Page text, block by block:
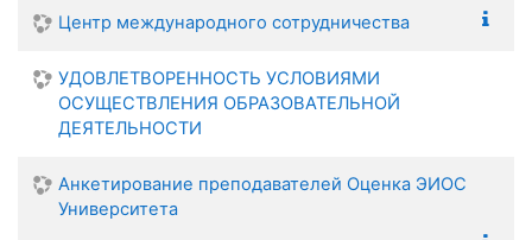
Центр международного сотрудничества
УДОВЛЕТВОРЕННОСТЬ УСЛОВИЯМИ
ОСУЩЕСТВЛЕНИЯ ОБРАЗОВАТЕЛЬНОЙ
ДЕЯТЕЛЬНОСТИ
Анкетирование преподавателей Оценка ЭИОС
Университета